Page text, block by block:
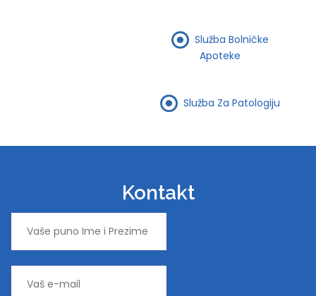
Služba Bolničke
Apoteke
Služba Za Patologiju
Kontakt